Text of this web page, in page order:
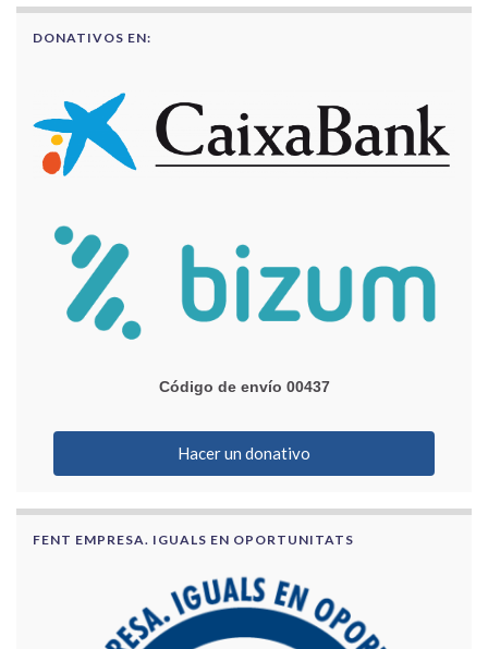
DONATIVOS EN:
Código de envío 00437
Hacer un donativo
FENT EMPRESA. IGUALS EN OPORTUNITATS